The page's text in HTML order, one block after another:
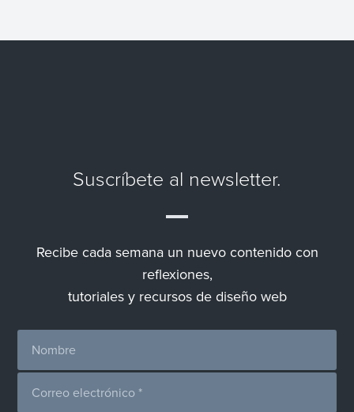
Suscríbete al newsletter.
Recibe cada semana un nuevo contenido con
reflexiones,
tutoriales y recursos de diseño web